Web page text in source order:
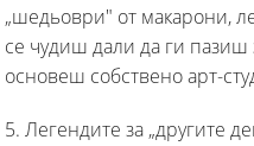
„шедьоври" от макарони,
се чудиш дали да ги
основеш собствено арт-
5. Легендите за „другите